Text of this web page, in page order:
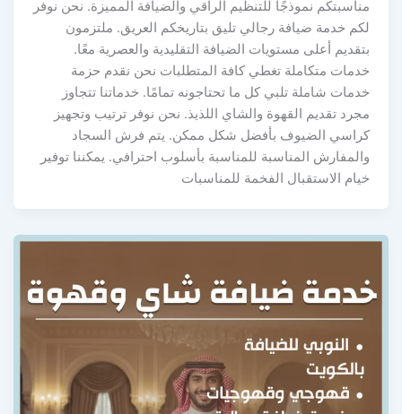
مناسبتكم نموذجًا للتنظيم الراقي والضيافة المميزة. نحن نوفر
لكم خدمة ضيافة رجالي تليق بتاريخكم العريق. ملتزمون
بتقديم أعلى مستويات الضيافة التقليدية والعصرية معًا.
خدمات متكاملة تغطي كافة المتطلبات نحن نقدم حزمة
خدمات شاملة تلبي كل ما تحتاجونه تمامًا. خدماتنا تتجاوز
مجرد تقديم القهوة والشاي اللذيذ. نحن نوفر ترتيب وتجهيز
كراسي الضيوف بأفضل شكل ممكن. يتم فرش السجاد
والمفارش المناسبة للمناسبة بأسلوب احترافي. يمكننا توفير
خيام الاستقبال الفخمة للمناسبات